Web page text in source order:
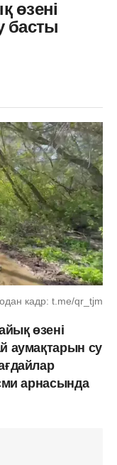
өзені
басты
кадр: t.me/qr_tjm
өзені
аумақтарын су
арнасында